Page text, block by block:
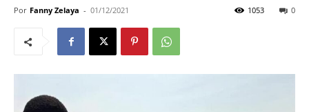
Por Fanny Zelaya - 01/12/2021 0
1053